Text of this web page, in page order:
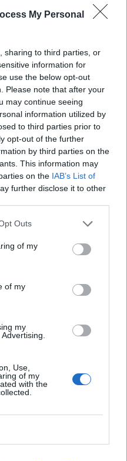
My Personal
sharing to third parties, or
information for
use the below opt-out
Please note that after your
may continue seeing
information utilized by
to third parties prior to
opt-out of the further
by third parties on the
This information may
on the IAB’s List of
further disclose it to other
Outs
of my
of my
my
Use,
of my
with the
Dumani dalla Torres,
Lopes, Limberti e Cherchi
rivoluzione: addio a 23
stagione
di ripescaggio
giusto, ma continuiamo a